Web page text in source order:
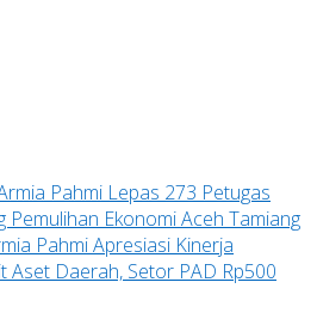
Pahmi Lepas 273 Petugas
Pemulihan Ekonomi Aceh Tamiang
Pahmi Apresiasi Kinerja
Aset Daerah, Setor PAD Rp500